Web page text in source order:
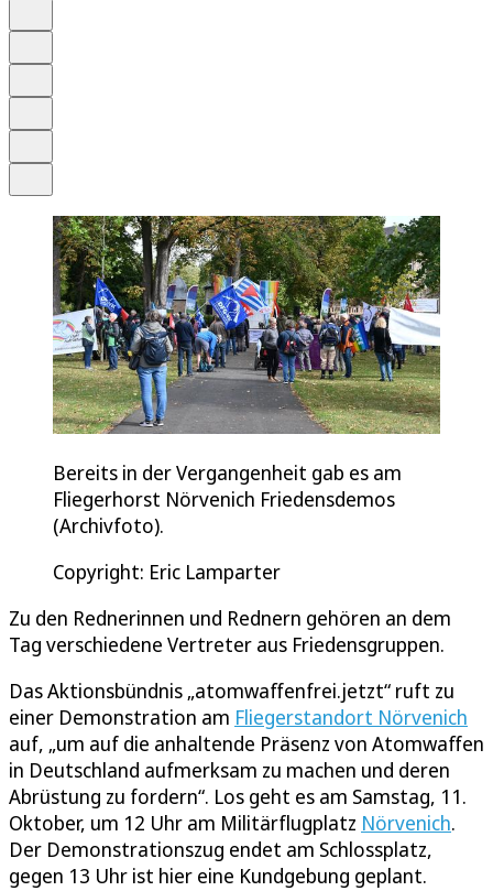
Bereits in der Vergangenheit gab es am
Fliegerhorst Nörvenich Friedensdemos
(Archivfoto).
Copyright: Eric Lamparter
Zu den Rednerinnen und Rednern gehören an dem
Tag verschiedene Vertreter aus Friedensgruppen.
Das Aktionsbündnis „atomwaffenfrei.jetzt“ ruft zu
einer Demonstration am Fliegerstandort Nörvenich
auf, „um auf die anhaltende Präsenz von Atomwaffen
in Deutschland aufmerksam zu machen und deren
Abrüstung zu fordern“. Los geht es am Samstag, 11.
Oktober, um 12 Uhr am Militärflugplatz Nörvenich.
Der Demonstrationszug endet am Schlossplatz,
gegen 13 Uhr ist hier eine Kundgebung geplant.